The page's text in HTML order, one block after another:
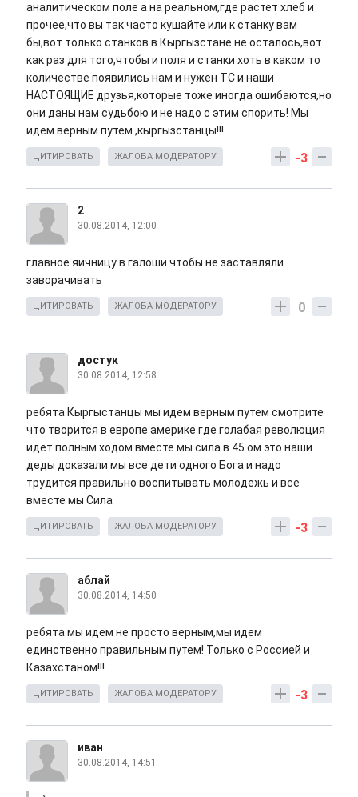
аналитическом поле а на реальном,где растет хлеб и
прочее,что вы так часто кушайте или к станку вам
бы,вот только станков в Кыргызстане не осталось,вот
как раз для того,чтобы и поля и станки хоть в каком то
количестве появились нам и нужен ТС и наши
НАСТОЯЩИЕ друзья,которые тоже иногда ошибаются,но
они даны нам судьбою и не надо с этим спорить! Мы
идем верным путем ,кыргызстанцы!!!
-3
ЦИТИРОВАТЬ ЖАЛОБА МОДЕРАТОРУ
2
30.08.2014, 12:00
главное яичницу в галоши чтобы не заставляли
заворачивать
0
ЦИТИРОВАТЬ ЖАЛОБА МОДЕРАТОРУ
достук
30.08.2014, 12:58
ребята Кыргыстанцы мы идем верным путем смотрите
что творится в европе америке где голабая революция
идет полным ходом вместе мы сила в 45 ом это наши
деды доказали мы все дети одного Бога и надо
трудится правильно воспитывать молодежь и все
вместе мы Сила
-3
ЦИТИРОВАТЬ ЖАЛОБА МОДЕРАТОРУ
аблай
30.08.2014, 14:50
ребята мы идем не просто верным,мы идем
единственно правильным путем! Только с Россией и
Казахстаном!!!
-3
ЦИТИРОВАТЬ ЖАЛОБА МОДЕРАТОРУ
иван
30.08.2014, 14:51